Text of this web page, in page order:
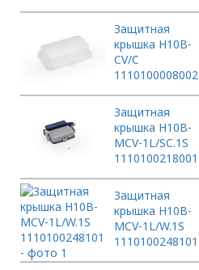
Защитная
крышка H10B-
CV/C
1110100008002
Защитная
крышка H10B-
MCV-1L/SC.1S
1110100218001
Защитная
крышка H10B-
MCV-1L/W.1S
1110100248101